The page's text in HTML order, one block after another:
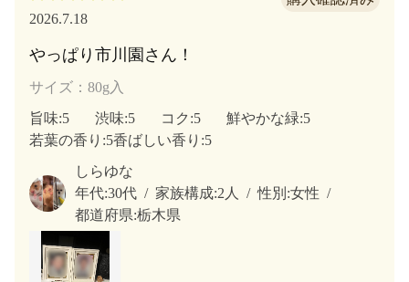
と思っています。おばあちゃんが亡くなった今でも、
ん。今度は家族と一緒にこのようなひと時が持てれば
2026.7.18
やっぱり市川園さん！
サイズ：80g入
旨味:5 渋味:5 コク :5 鮮やかな緑:5
若葉の香り :5香ばしい香り :5
しらゆな
年代:30代 家族構成:2人 性別:女性
都道府県:栃木県